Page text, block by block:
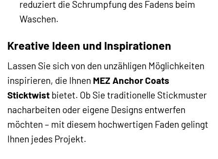
reduziert die Schrumpfung des Fadens beim
Waschen.
Kreative Ideen und Inspirationen
Lassen Sie sich von den unzähligen Möglichkeiten
inspirieren, die Ihnen MEZ Anchor Coats
Sticktwist bietet. Ob Sie traditionelle Stickmuster
nacharbeiten oder eigene Designs entwerfen
möchten – mit diesem hochwertigen Faden gelingt
Ihnen jedes Projekt.